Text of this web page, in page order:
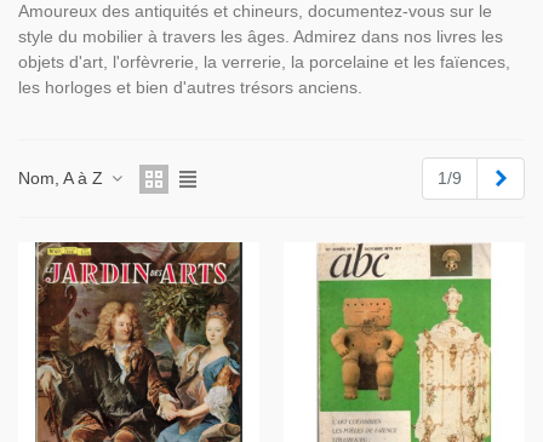
Amoureux des antiquités et chineurs, documentez-vous sur le
style du mobilier à travers les âges. Admirez dans nos livres les
objets d'art, l'orfèvrerie, la verrerie, la porcelaine et les faïences,
les horloges et bien d'autres trésors anciens.
Nom, A à Z 1/9